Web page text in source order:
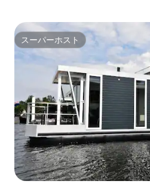
スーパーホスト
スーパーホスト